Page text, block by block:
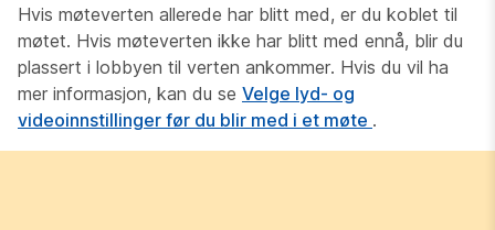
Hvis møteverten allerede har blitt med, er du koblet til
møtet. Hvis møteverten ikke har blitt med ennå, blir du
plassert i lobbyen til verten ankommer. Hvis du vil ha
mer informasjon, kan du se Velge lyd- og
videoinnstillinger før du blir med i et møte .